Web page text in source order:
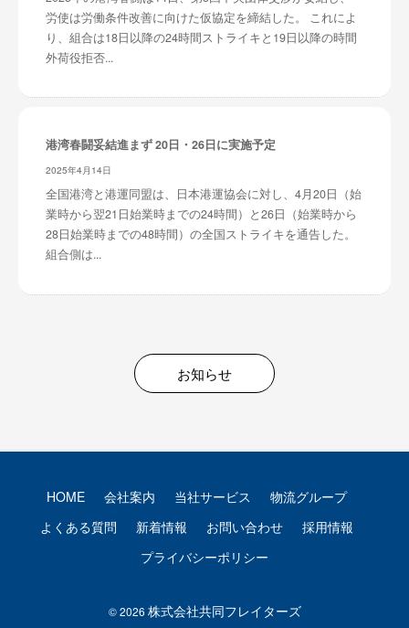
労使は労働条件改善に向けた仮協定を締結した。 これによ
り、組合は18日以降の24時間ストライキと19日以降の時間
外荷役拒否...
港湾春闘妥結進まず 20日・26日に実施予定
2025年4月14日
全国港湾と港運同盟は、日本港運協会に対し、4月20日（始
業時から翌21日始業時までの24時間）と26日（始業時から
28日始業時までの48時間）の全国ストライキを通告した。
組合側は...
お知らせ
HOME 会社案内 当社サービス
物流グループ
よくある質問
新着情報 お問い合わせ
採用情報
プライバシーポリシー
© 2026 株式会社共同フレイターズ